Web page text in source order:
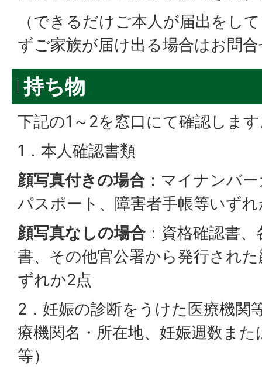
（できるだけご本人が届出をし
ずご家族が届け出る場合はお問
持ち物
下記の1～2を窓口にて確認しま
1．本人確認書類
顔写真付きの場合：マイナンバ
パスポート、障害者手帳等いずれ
顔写真なしの場合：資格確認書
書、その他官公署から発行され
ずれか2点
2．妊娠の診断をうけた医療機関
療機関名・所在地、妊娠週数ま
等）